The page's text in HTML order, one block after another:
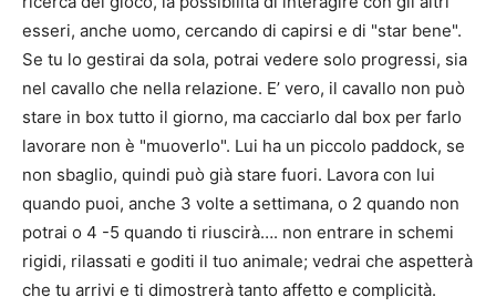
esseri, anche uomo, cercando di capirsi e di "star bene".
Se tu lo gestirai da sola, potrai vedere solo progressi, sia
nel cavallo che nella relazione. E’ vero, il cavallo non può
stare in box tutto il giorno, ma cacciarlo dal box per farlo
lavorare non è "muoverlo". Lui ha un piccolo paddock, se
non sbaglio, quindi può già stare fuori. Lavora con lui
quando puoi, anche 3 volte a settimana, o 2 quando non
potrai o 4 -5 quando ti riuscirà…. non entrare in schemi
rigidi, rilassati e goditi il tuo animale; vedrai che aspetterà
che tu arrivi e ti dimostrerà tanto affetto e complicità.